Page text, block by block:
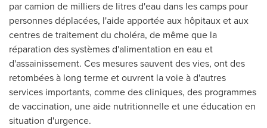
par camion de milliers de litres d'eau dans les camps pour
personnes déplacées, l'aide apportée aux hôpitaux et aux
centres de traitement du choléra, de même que la
réparation des systèmes d'alimentation en eau et
d'assainissement. Ces mesures sauvent des vies, ont des
retombées à long terme et ouvrent la voie à d'autres
services importants, comme des cliniques, des programmes
de vaccination, une aide nutritionnelle et une éducation en
situation d'urgence.